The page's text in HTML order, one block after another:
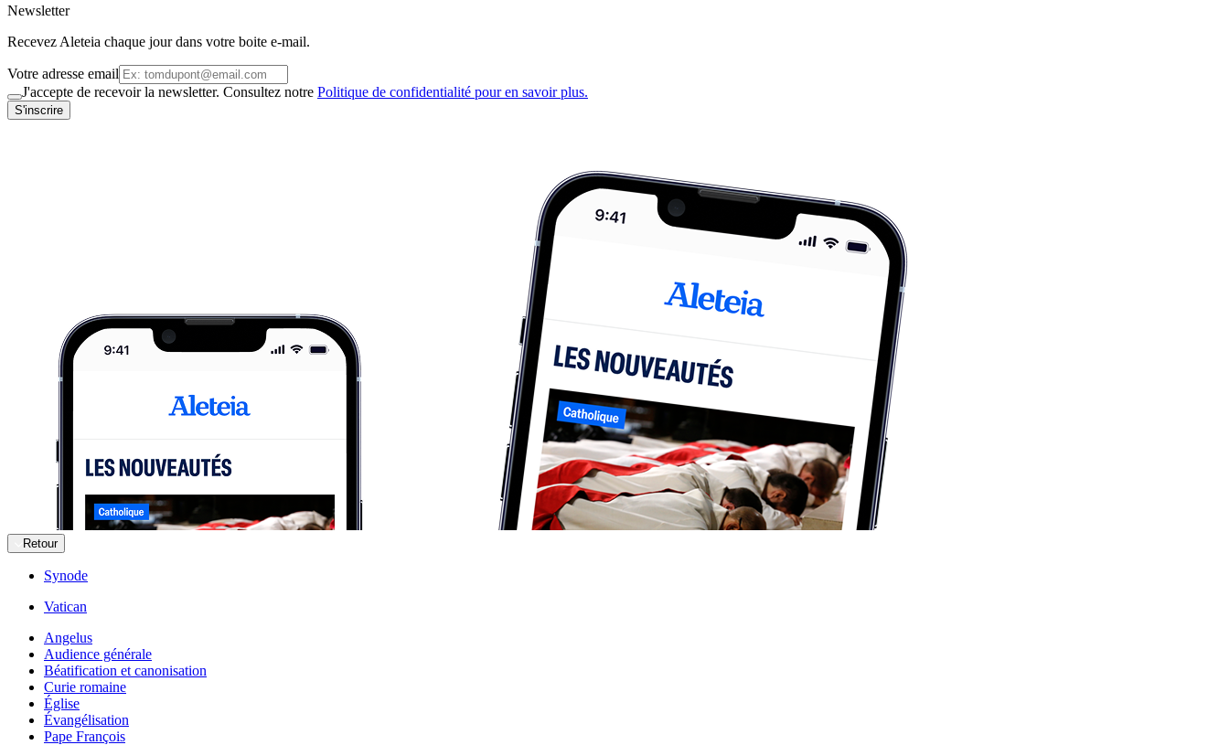
Newsletter
Recevez Aleteia chaque jour dans votre boite e-mail.
Votre adresse email
J'accepte de recevoir la newsletter. Consultez notre Politique de confidentialité pour en savoir plus.
S'inscrire
Retour
Synode
Vatican
Angelus
Audience générale
Béatification et canonisation
Curie romaine
Église
Évangélisation
Pape François